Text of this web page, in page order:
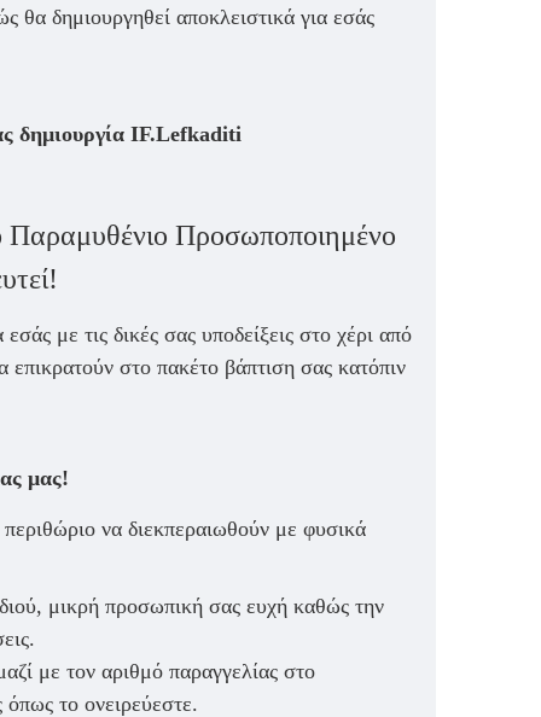
θα δημιουργηθεί αποκλειστικά για εσάς
δημιουργία IF.Lefkaditi
Παραμυθένιο Προσωποποιημένο
εσάς με τις δικές σας υποδείξεις στο χέρι από
επικρατούν στο πακέτο βάπτιση σας κατόπιν
μας!
να διεκπεραιωθούν με φυσικά
μικρή προσωπική σας ευχή καθώς την
με τον αριθμό παραγγελίας στο
το ονειρεύεστε.